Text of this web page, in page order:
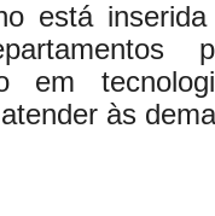
está
em
às